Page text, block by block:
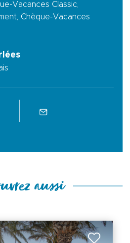
Vacances Classic,
Chèque-Vacances
aussi